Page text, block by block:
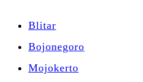
Blitar
Bojonegoro
Mojokerto